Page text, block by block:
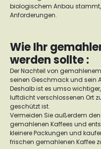
biologischem Anbau
Anforderungen.
Wie Ihr
werden sollte :
Der Nachteil von
seinen Geschmack und sein
Deshalb ist es umso
luftdicht verschlossenen Ort
geschützt ist.
Vermeiden Sie außerdem
gemahlenen Kaffees und
kleinere Packungen und
frischen gemahlenen Kaffee